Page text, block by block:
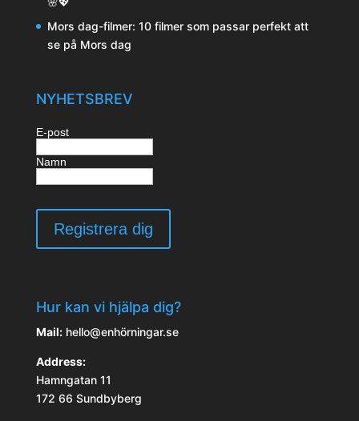
Mors dag-filmer: 10 filmer som passar perfekt att
se på Mors dag
NYHETSBREV
E-post
Namn
Hur kan vi hjälpa dig?
Mail:hello@enhörningar.se
Address:
Hamngatan 11
172 66 Sundbyberg